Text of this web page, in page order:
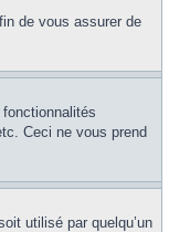
de vous assurer de
Ceci ne vous prend
utilisé par quelqu’un